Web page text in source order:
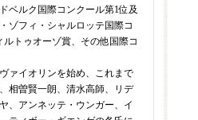
ベルク国際コンクール第1位及
ゾフィ・シャルロッテ国際コ
ルトゥオーゾ賞、その他国際コ
ァイオリンを始め、これまで
相曽賢一朗、清水高師、リデ
、アンネッテ・ウンガー、イ